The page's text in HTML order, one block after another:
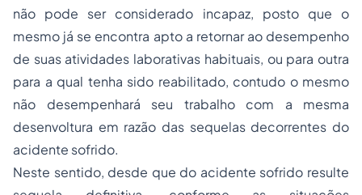
não pode ser considerado incapaz, posto que o
mesmo já se encontra apto a retornar ao desempenho
de suas atividades laborativas habituais, ou para outra
para a qual tenha sido reabilitado, contudo o mesmo
não desempenhará seu trabalho com a mesma
desenvoltura em razão das sequelas decorrentes do
acidente sofrido.
Neste sentido, desde que do acidente sofrido resulte